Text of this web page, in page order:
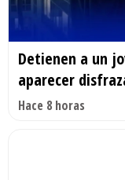
Detienen a un
aparecer
Hace 8 horas